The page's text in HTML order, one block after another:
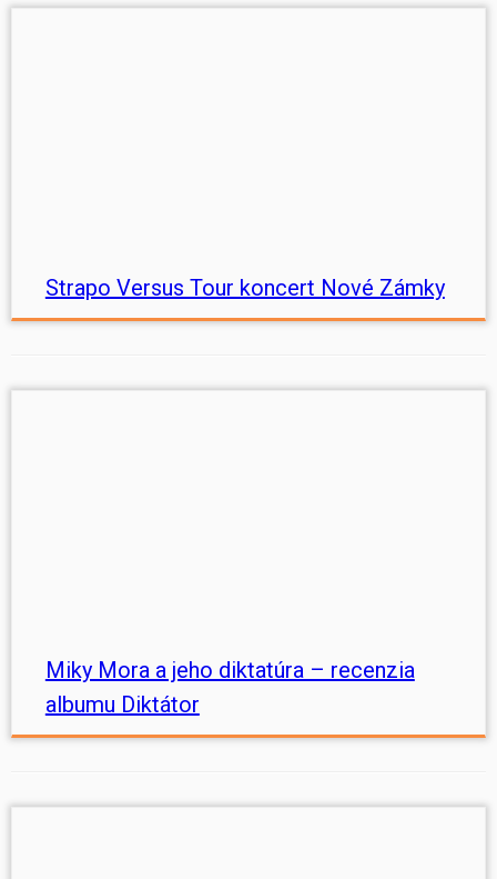
Strapo Versus Tour koncert Nové Zámky
Miky Mora a jeho diktatúra – recenzia
albumu Diktátor